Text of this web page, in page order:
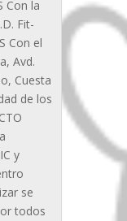
Con la
Fit-
Con el
Avd.
Cuesta
de los
y
se
todos